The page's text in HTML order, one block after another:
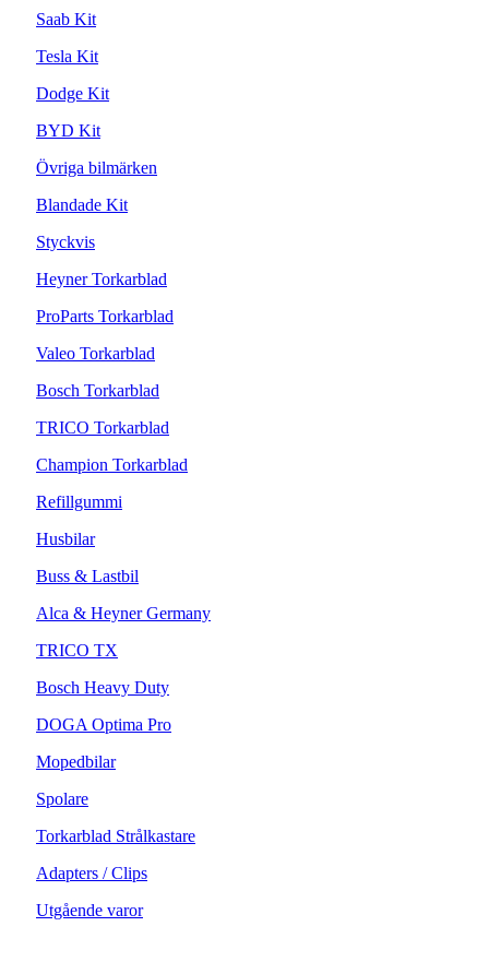
Saab Kit
Tesla Kit
Dodge Kit
BYD Kit
Övriga bilmärken
Blandade Kit
Styckvis
Heyner Torkarblad
ProParts Torkarblad
Valeo Torkarblad
Bosch Torkarblad
TRICO Torkarblad
Champion Torkarblad
Refillgummi
Husbilar
Buss & Lastbil
Alca & Heyner Germany
TRICO TX
Bosch Heavy Duty
DOGA Optima Pro
Mopedbilar
Spolare
Torkarblad Strålkastare
Adapters / Clips
Utgående varor